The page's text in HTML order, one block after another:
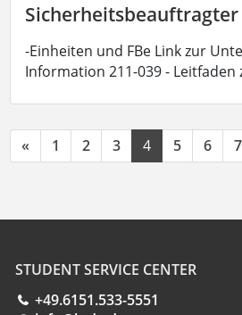
Sicherheitsbeauftragter
-Einheiten und FBe Link zur
Information 211-039 -
« 1 2 3 4 5 6 7
STUDENT SERVICE CENTER
+49.6151.533-5551